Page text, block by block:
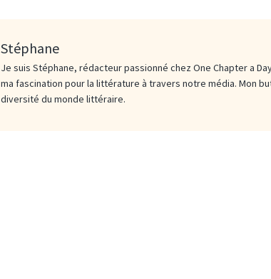
Stéphane
Je suis Stéphane, rédacteur passionné chez One Chapter a
ma fascination pour la littérature à travers notre média. Mon
diversité du monde littéraire.